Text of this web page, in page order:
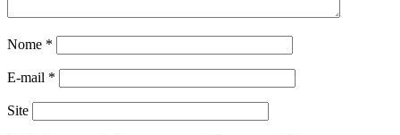
Nome *
E-mail *
Site